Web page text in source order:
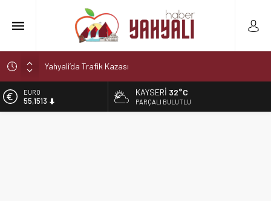
Kayseri Derbisi Yahyalıspor ile Develigücü Arasında
EURO
55,1513
KAYSERI 32°C
PARÇALI BULUTLU